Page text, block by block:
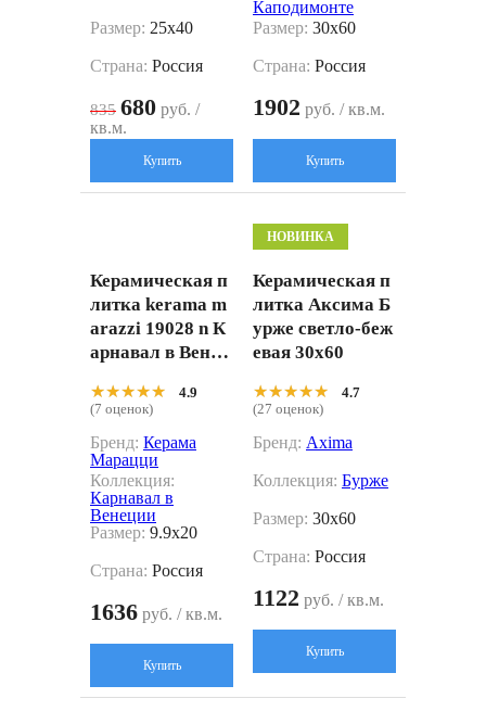
Размер: 25x40
Страна: Россия
835 680 руб. /
кв.м.
Купить
Каподимонте
Размер: 30x60
Страна: Россия
1902 руб. / кв.м.
Купить
Керамическая п
литка kerama m
arazzi 19028 n К
арнавал в Венец
матовый 9.9x20
★★★★★
★★★★★
4.9
(7 оценок)
Бренд: Керама
Марацци
Коллекция:
Карнавал в
Венеции
Размер: 9.9x20
Страна: Россия
1636 руб. / кв.м.
Купить
НОВИНКА
Керамическая п
литка Аксима Б
урже светло-беж
евая 30x60
★★★★★
★★★★★
4.7
(27 оценок)
Бренд: Axima
Коллекция: Бурже
Размер: 30x60
Страна: Россия
1122 руб. / кв.м.
Купить